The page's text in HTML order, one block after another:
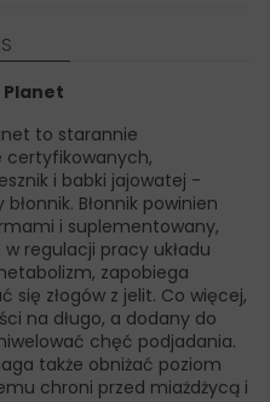
Planet
to starannie
certyfikowanych,
i babki jajowatej -
Błonnik powinien
i suplementowany,
regulacji pracy układu
zapobiega
złogów z jelit. Co więcej,
na długo, a dodany do
chęć podjadania.
także obniżać poziom
chroni przed miażdżycą i